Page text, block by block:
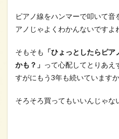
ピアノ線をハンマーで叩いて
アノじゃよくわかんないですよ
そもそも 「ひょっとしたらピ
かも？」 って心配してとりあえ
すがにもう3年も続いていますか
そろそろ買ってもいいんじゃな